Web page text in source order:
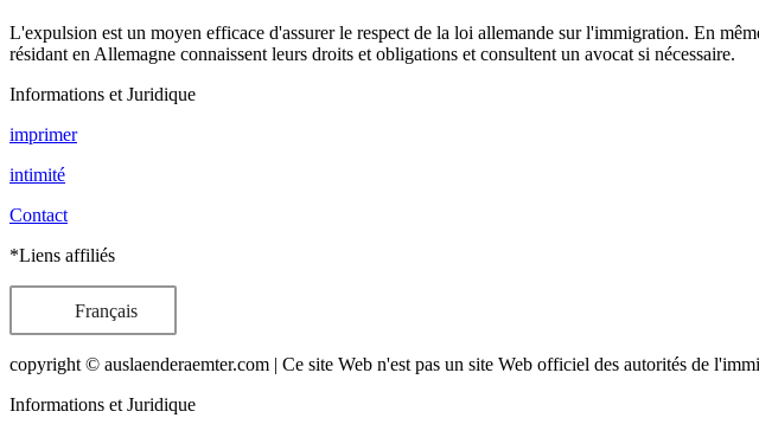
L'expulsion est un moyen efficace d'assurer le respect de la loi allemande sur l'immigration. En
résidant en Allemagne connaissent leurs droits et obligations et consultent un avocat si nécessaire.
Informations et Juridique
imprimer
intimité
Contact
*Liens affiliés
Français
copyright © auslaenderaemter.com | Ce site Web n'est pas un site Web officiel des autorités de
Informations et Juridique